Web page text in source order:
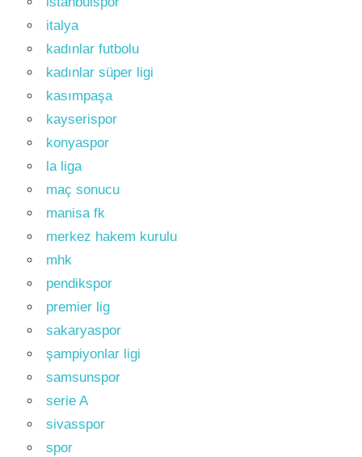
italya
kadınlar futbolu
kadınlar süper ligi
kasımpaşa
kayserispor
konyaspor
la liga
maç sonucu
manisa fk
merkez hakem kurulu
mhk
pendikspor
premier lig
sakaryaspor
şampiyonlar ligi
samsunspor
serie A
sivasspor
spor